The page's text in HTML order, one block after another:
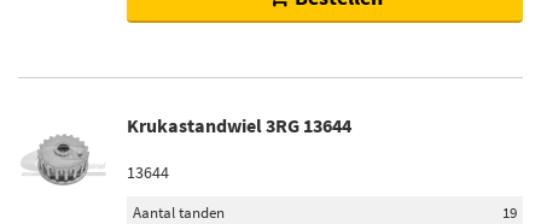
Krukastandwiel 3RG 13644
13644
Aantal tanden
19